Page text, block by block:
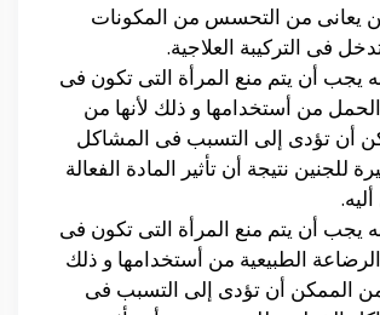
يعانى من التحسس من المكونات
فى التركيبة العلاجية.
يجب أن يتم منع المرأة التى تكون فى
من أستخدامها و ذلك لأنها من
أن تؤدى إلى التسبب فى المشاكل
للجنين نتيجة أن تأثير المادة الفعالة
يجب أن يتم منع المرأة التى تكون فى
الطبيعية من أستخدامها و ذلك
من الممكن أن تؤدى إلى التسبب فى